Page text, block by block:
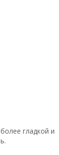
гладкой и